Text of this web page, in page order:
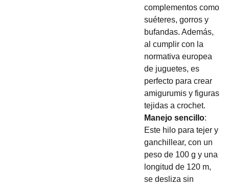
complementos como
suéteres, gorros y
bufandas. Además,
al cumplir con la
normativa europea
de juguetes, es
perfecto para crear
amigurumis y figuras
tejidas a crochet.
Manejo sencillo:
Este hilo para tejer y
ganchillear, con un
peso de 100 g y una
longitud de 120 m,
se desliza sin